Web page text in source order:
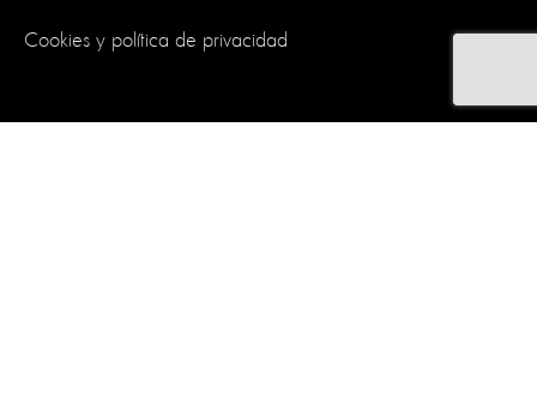
Cookies y política de privacidad